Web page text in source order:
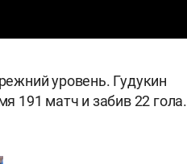
уровень. Гудукин
191 матч и забив 22 гола.